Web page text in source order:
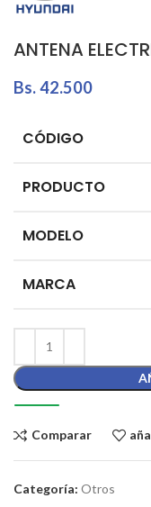
ANTENA
Bs.42.500
CÓDIGO
PRODUCTO
MODELO
MARCA
Comparar
Categoría: Otros